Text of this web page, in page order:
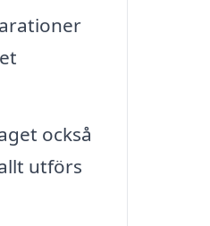
också
utförs